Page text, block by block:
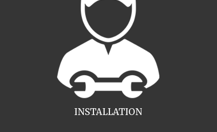
INSTALLATION